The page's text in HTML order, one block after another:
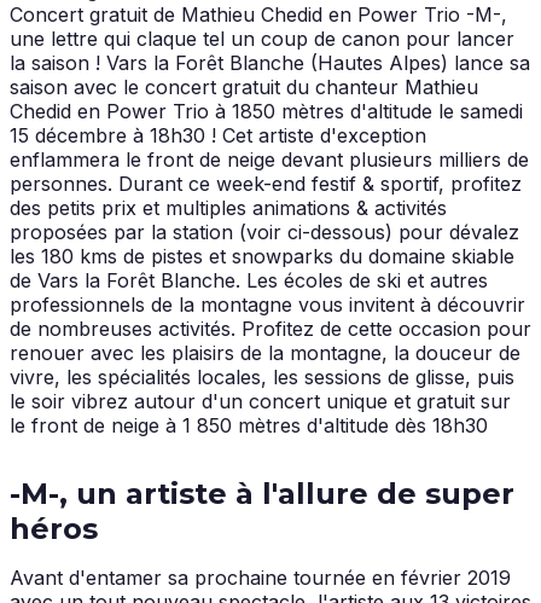
Concert gratuit de Mathieu Chedid en Power Trio -M-,
une lettre qui claque tel un coup de canon pour lancer
la saison ! Vars la Forêt Blanche (Hautes Alpes) lance sa
saison avec le concert gratuit du chanteur Mathieu
Chedid en Power Trio à 1850 mètres d'altitude le samedi
15 décembre à 18h30 ! Cet artiste d'exception
enflammera le front de neige devant plusieurs milliers de
personnes. Durant ce week-end festif & sportif, profitez
des petits prix et multiples animations & activités
proposées par la station (voir ci-dessous) pour dévalez
les 180 kms de pistes et snowparks du domaine skiable
de Vars la Forêt Blanche. Les écoles de ski et autres
professionnels de la montagne vous invitent à découvrir
de nombreuses activités. Profitez de cette occasion pour
renouer avec les plaisirs de la montagne, la douceur de
vivre, les spécialités locales, les sessions de glisse, puis
le soir vibrez autour d'un concert unique et gratuit sur
le front de neige à 1 850 mètres d'altitude dès 18h30
-M-, un artiste à l'allure de super
héros
Avant d'entamer sa prochaine tournée en février 2019